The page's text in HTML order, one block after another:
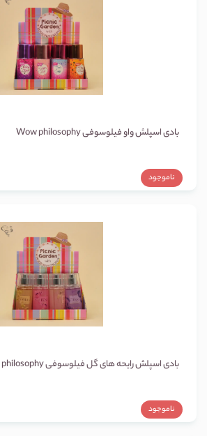
بادی اسپلش واو فیلوسوفی Wow philosophy
ناموجود
بادی اسپلش رایحه های گل فیلوسوفی philosophy
ناموجود